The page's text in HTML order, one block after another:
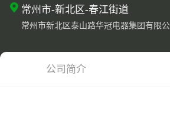
常州市-新北区-春江街道
常州市新北区泰山路华冠电器集团有限
公司简介